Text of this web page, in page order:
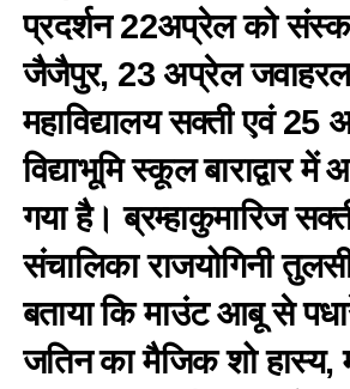
प्रदर्शन 22अप्रेल को
जैजैपुर, 23 अप्रेल
महाविद्यालय सक्ती एवं 25
विद्याभूमि स्कूल बाराद्वार
गया है। ब्रम्हाकुमारिज
संचालिका राजयोगिनी
बताया कि माउंट आबू से
जतिन का मैजिक शो